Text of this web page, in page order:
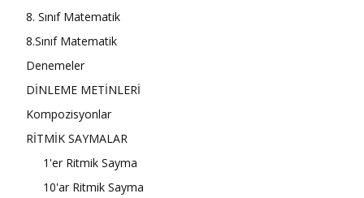
8. Sınıf Matematik
8.Sınıf Matematik
Denemeler
DİNLEME METİNLERİ
Kompozisyonlar
RİTMİK SAYMALAR
1'er Ritmik Sayma
10'ar Ritmik Sayma